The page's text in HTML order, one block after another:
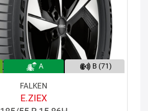
A B (71)
FALKEN
E.ZIEX